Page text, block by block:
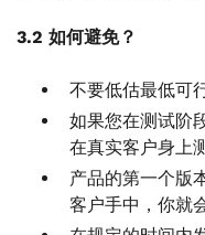
3.2 如何避免？
不要低估最低可
如果您在测试阶
在真实客户身上
产品的第一个版
客户手中，你就